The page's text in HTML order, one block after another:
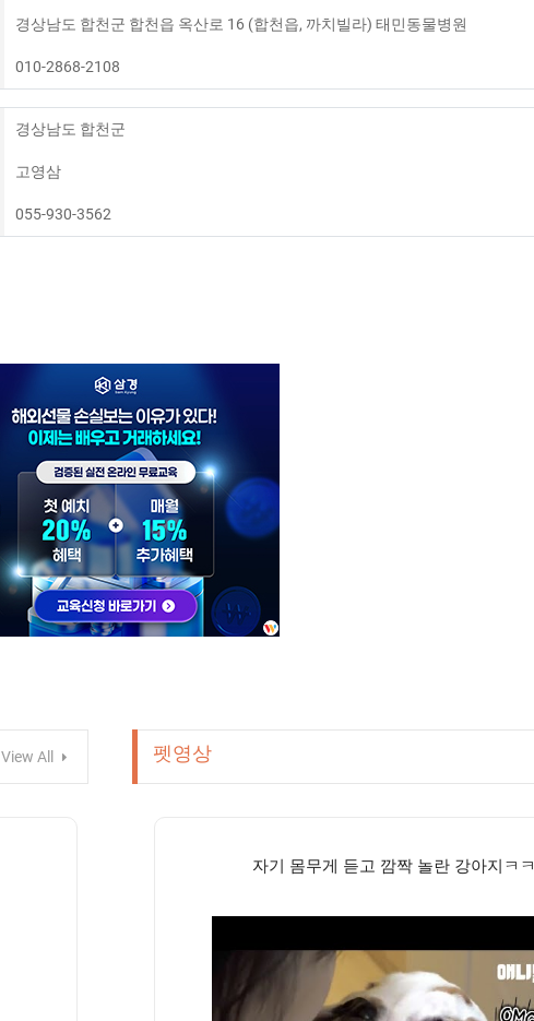
경상남도 합천군 합천읍 옥산로 16 (합천읍, 까치빌라) 태민동물병원
010-2868-2108
경상남도 합천군
고영삼
055-930-3562
View All 펫영상
자기 몸무게 듣고 깜짝 놀란 강아지ㅋㅋ